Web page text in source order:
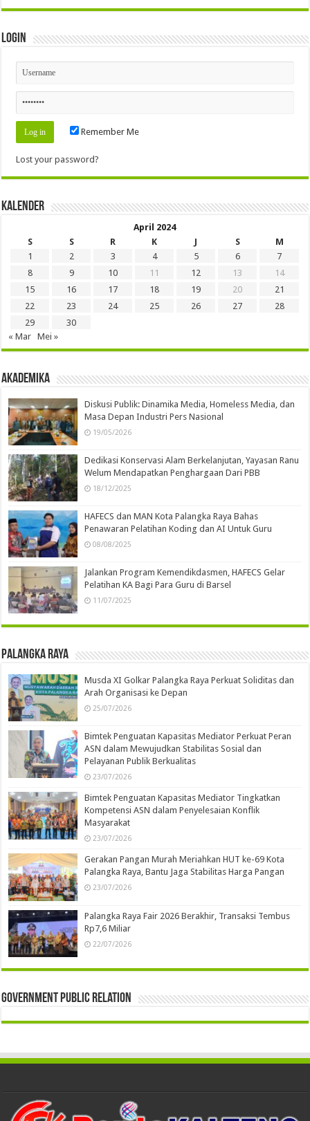
Login
Remember Me
Lost your password?
Kalender
April 2024
S
S R K J S
M
1
2 3 4 5 6
7
8
9 10 11 12 13
14
15
16 17 18 19 20
21
22
23 24 25 26 27
28
29
30
« Mar
Mei »
Akademika
Diskusi Publik: Dinamika Media, Homeless Media, dan
Masa Depan Industri Pers Nasional
19/05/2026
Dedikasi Konservasi Alam Berkelanjutan, Yayasan Ranu
Welum Mendapatkan Penghargaan Dari PBB
18/12/2025
HAFECS dan MAN Kota Palangka Raya Bahas
Penawaran Pelatihan Koding dan AI Untuk Guru
08/08/2025
Jalankan Program Kemendikdasmen, HAFECS Gelar
Pelatihan KA Bagi Para Guru di Barsel
11/07/2025
Palangka Raya
Musda XI Golkar Palangka Raya Perkuat Soliditas dan
Arah Organisasi ke Depan
25/07/2026
Bimtek Penguatan Kapasitas Mediator Perkuat Peran
ASN dalam Mewujudkan Stabilitas Sosial dan
Pelayanan Publik Berkualitas
23/07/2026
Bimtek Penguatan Kapasitas Mediator Tingkatkan
Kompetensi ASN dalam Penyelesaian Konflik
Masyarakat
23/07/2026
Gerakan Pangan Murah Meriahkan HUT ke-69 Kota
Palangka Raya, Bantu Jaga Stabilitas Harga Pangan
23/07/2026
Palangka Raya Fair 2026 Berakhir, Transaksi Tembus
Rp7,6 Miliar
22/07/2026
Government Public Relation